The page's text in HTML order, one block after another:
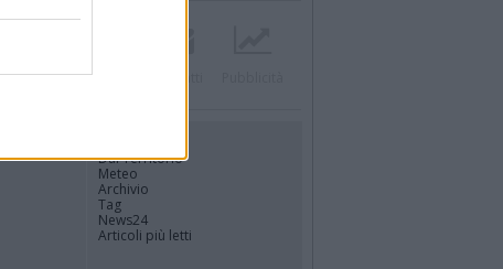
Twitter Instagram
Dal Territorio
Meteo
Archivio
Tag
News24
Articoli più letti